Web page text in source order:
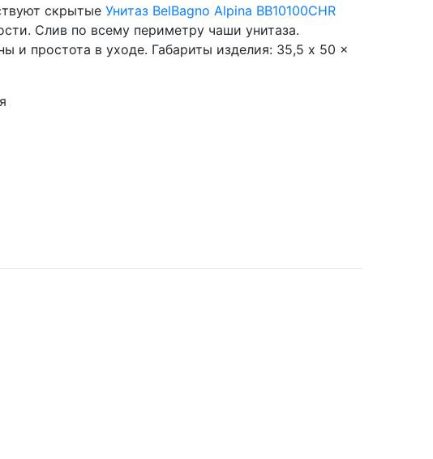
скрытые Унитаз BelBagno Alpina BB10100CHR
Слив по всему периметру чаши унитаза.
и простота в уходе. Габариты изделия: 35,5 x 50 x